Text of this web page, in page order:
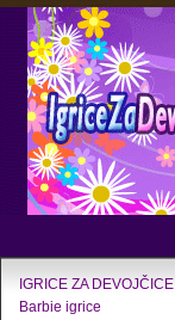
IGRICE ZA DEVOJČICE
Barbie igrice